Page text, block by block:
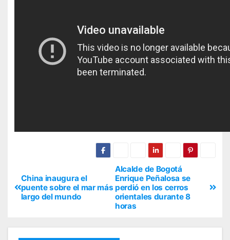
Alcalde de Bogotá
Enrique Peñalosa se
perdió en los cerros
orientales durante 8
horas
China inaugura el
puente sobre el mar más
largo del mundo